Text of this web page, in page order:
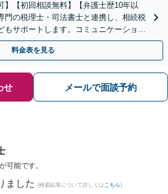
】【初回相談無料】【弁護士歴10年以
門の税理士・司法書士と連携し、相続税
もサポートします。コミュニケーション
解決を目指します。
料金表を見る
せ メールで面談予約
可能です。
ました (検索結果について詳しくは こちら)